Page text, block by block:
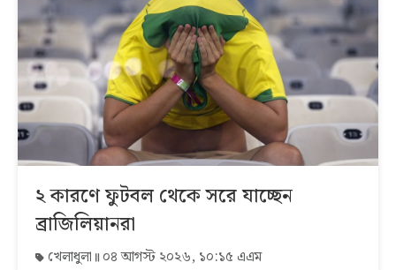
২ কারণে ফুটবল থেকে সরে যাচ্ছেন
ব্রাজিলিয়ানরা
খেলাধুলা ০৪ আগস্ট ২০২৬, ১০:১৫ এএম